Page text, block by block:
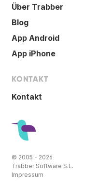
Über Trabber
Blog
App Android
App iPhone
KONTAKT
Kontakt
© 2005 - 2026
Trabber Software S.L.
Impressum